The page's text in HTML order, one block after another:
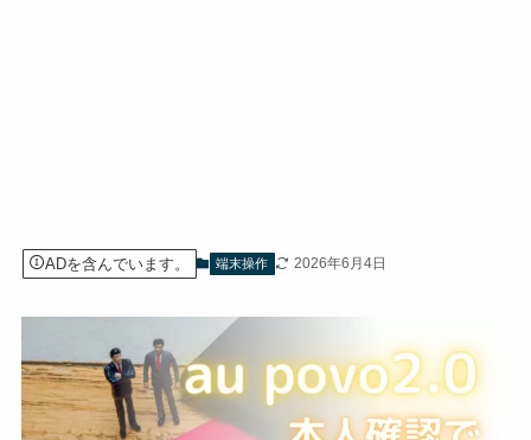
ADを含んでいます。 端末操作 2026年6月4日